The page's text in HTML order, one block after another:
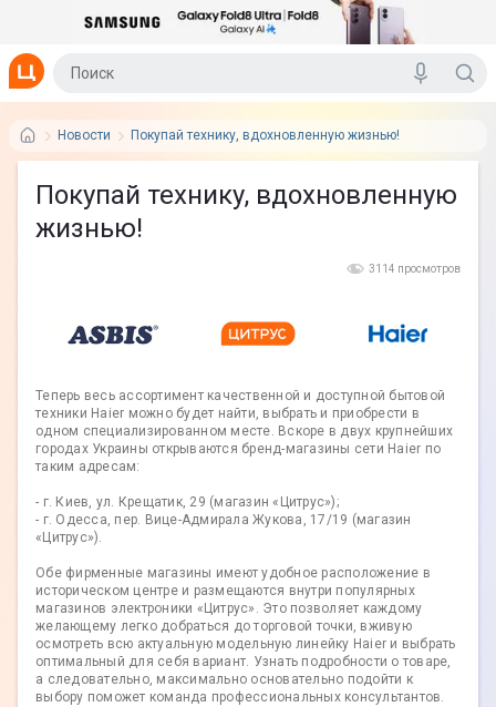
Новости Покупай технику, вдохновленную жизнью!
Покупай технику, вдохновленную
жизнью!
3114 просмотров
Теперь весь ассортимент качественной и доступной бытовой
техники Haier можно будет найти, выбрать и приобрести в
одном специализированном месте. Вскоре в двух крупнейших
городах Украины открываются бренд-магазины сети Haier по
таким адресам:
- г. Киев, ул. Крещатик, 29 (магазин «Цитрус»);
- г. Одесса, пер. Вице-Адмирала Жукова, 17/19 (магазин
«Цитрус»).
Обе фирменные магазины имеют удобное расположение в
историческом центре и размещаются внутри популярных
магазинов электроники «Цитрус». Это позволяет каждому
желающему легко добраться до торговой точки, вживую
осмотреть всю актуальную модельную линейку Haier и выбрать
оптимальный для себя вариант. Узнать подробности о товаре,
а следовательно, максимально основательно подойти к
выбору поможет команда профессиональных консультантов.